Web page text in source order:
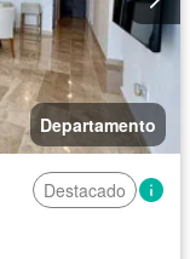
Departamento
Destacado